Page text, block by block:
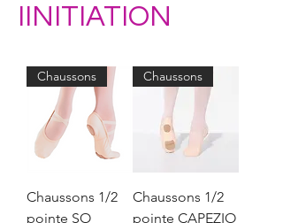
IINITIATION
Chaussons
Chaussons 1/2
pointe SO
Chaussons
Chaussons 1/2
pointe CAPEZIO